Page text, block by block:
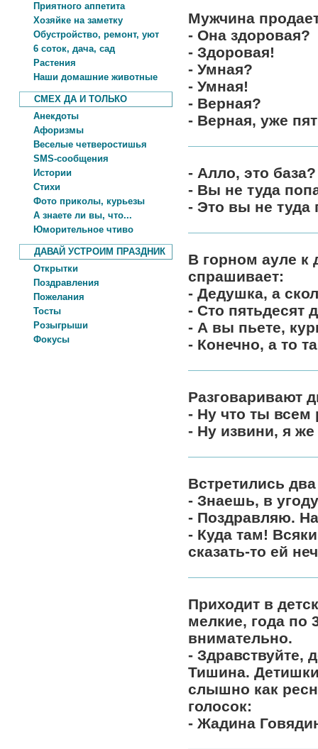
Приятного аппетита
Хозяйке на заметку
Обустройство, ремонт, уют
6 соток, дача, сад
Растения
Наши домашние животные
СМЕХ ДА И ТОЛЬКО
Анекдоты
Афоризмы
Веселые четверостишья
SMS-сообщения
Истории
Стихи
Фото приколы, курьезы
А знаете ли вы, что...
Юморительное чтиво
ДАВАЙ УСТРОИМ ПРАЗДНИК
Открытки
Поздравления
Пожелания
Тосты
Розыгрыши
Фокусы
Мужчина
- Она здоровая?
- Здоровая!
- Умная?
- Умная!
- Верная?
- Верная, уже
- Алло, это база?
- Вы не туда
- Это вы не туда
В горном ауле к
спрашивает:
- Дедушка, а
- Сто пятьдесят
- А вы пьете,
- Конечно, а то
Разговаривают
- Ну что ты всем
- Ну извини, я
Встретились
- Знаешь, в
- Поздравляю.
- Куда там!
сказать-то ей
Приходит в
мелкие, года по
внимательно.
- Здравствуйте,
Тишина.
слышно как
голосок:
- Жадина